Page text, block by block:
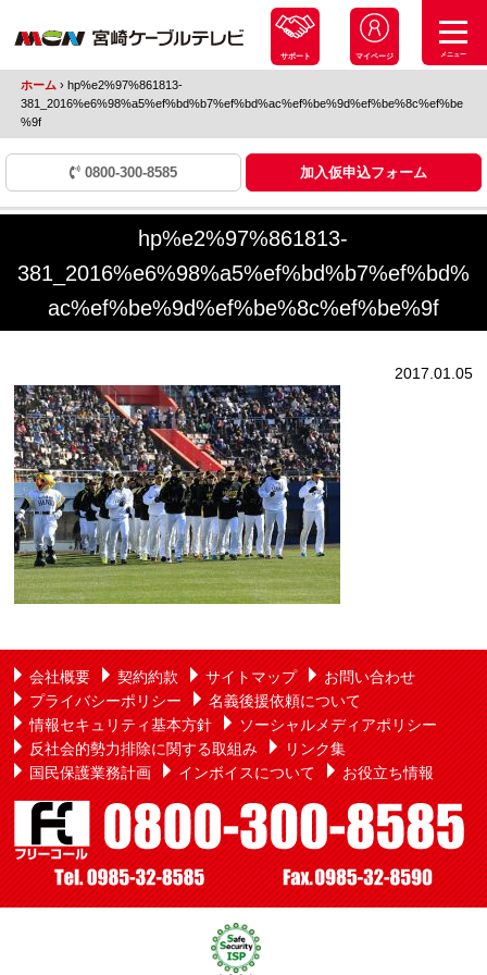
サポート マイページ メニュー
ホーム ›hp%e2%97%861813-
381_2016%e6%98%a5%ef%bd%b7%ef%bd%ac%ef%be%9d%ef%be%8c%ef%be
%9f
0800-300-8585 加入仮申込フォーム
hp%e2%97%861813-
381_2016%e6%98%a5%ef%bd%b7%ef%bd%
ac%ef%be%9d%ef%be%8c%ef%be%9f
2017.01.05
会社概要 契約約款 サイトマップ
お問い合わせ
プライバシーポリシー
名義後援依頼について
情報セキュリティ基本方針
ソーシャルメディアポリシー
反社会的勢力排除に関する取組み
リンク集
国民保護業務計画
インボイスについて お役立ち情報